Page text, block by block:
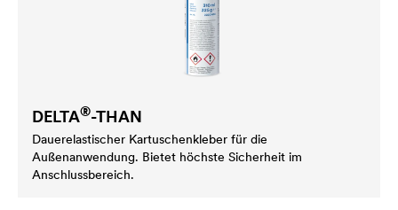
DELTA®-THAN
Dauerelastischer Kartuschen­kleber für die
Außenanwendung. Bietet höchste Sicherheit im
Anschlussbereich.